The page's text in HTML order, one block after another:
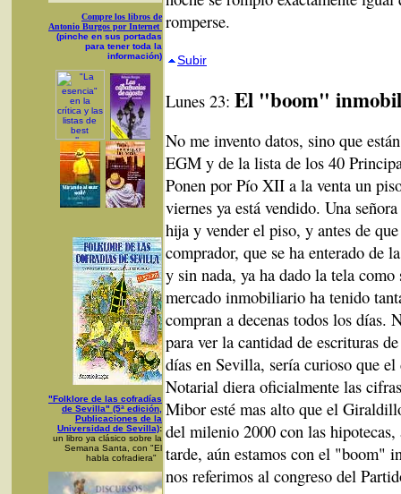
Compre los libros de
Antonio Burgos por Internet
(pinche en sus portadas
para tener toda la
información)
"Folklore de las cofradías
de Sevilla" (5ª edición,
Publicaciones de la
Universidad de Sevilla):
un libro ya clásico sobre la
Semana Santa, con "El
habla cofradiera"
romperse.
Subir
Lunes 23: El "boom"
No me invento datos, sino que
EGM y de la lista de los 40
Ponen por Pío XII a la venta un
viernes ya está vendido. Una
hija y vender el piso, y antes de
comprador, que se ha enterado de
y sin nada, ya ha dado la tela
mercado inmobiliario ha tenido
compran a decenas todos los días.
para ver la cantidad de escrituras
días en Sevilla, sería curioso que
Notarial diera oficialmente las
Mibor esté mas alto que el
del milenio 2000 con las
tarde, aún estamos con el "boom"
nos referimos al congreso del